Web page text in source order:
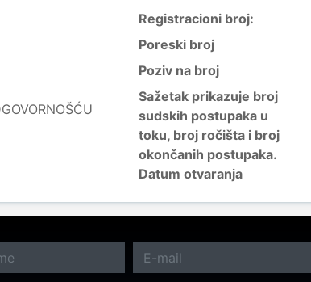
Registracioni broj:
Poreski broj
Poziv na broj
Sažetak prikazuje broj
sudskih postupaka u
toku, broj ročišta i broj
okončanih postupaka.
Datum otvaranja